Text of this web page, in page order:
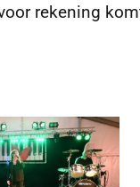
rekening